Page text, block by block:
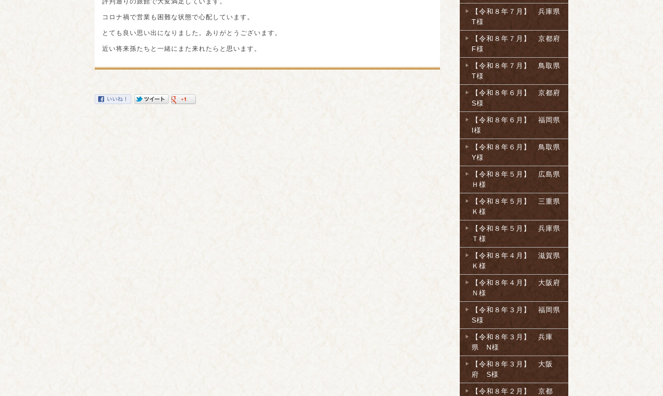
コロナ禍で営業も困難な状態で心配しています。
とても良い思い出になりました。ありがとうございます。
近い将来孫たちと一緒にまた来れたらと思います。
【令和８年７月】 兵庫県
T様
【令和８年７月】 京都府
F様
【令和８年７月】 鳥取県
T様
【令和８年６月】 京都府
S様
【令和８年６月】 福岡県
I様
【令和８年６月】 鳥取県
Y様
【令和８年５月】 広島県
Ｈ様
【令和８年５月】 三重県
Ｋ様
【令和８年５月】 兵庫県
Ｔ様
【令和８年４月】 滋賀県
Ｋ様
【令和８年４月】 大阪府
Ｎ様
【令和８年３月】 福岡県
S様
【令和８年３月】 兵庫
県 N様
【令和８年３月】 大阪
府 S様
【令和８年２月】 京都